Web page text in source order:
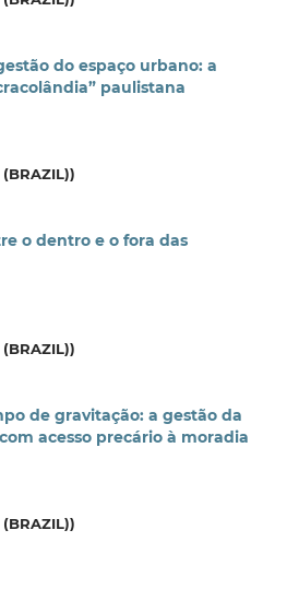
do espaço urbano: a
paulistana
(BRAZIL))
o dentro e o fora das
(BRAZIL))
de gravitação: a gestão da
acesso precário à moradia
(BRAZIL))